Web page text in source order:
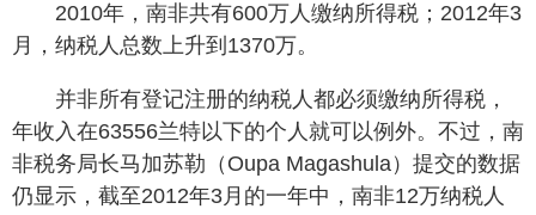
2010年，南非共有600万人缴纳所得税；2012年3
月，纳税人总数上升到1370万。
并非所有登记注册的纳税人都必须缴纳所得税，
年收入在63556兰特以下的个人就可以例外。不过，南
非税务局长马加苏勒（Oupa Magashula）提交的数据
仍显示，截至2012年3月的一年中，南非12万纳税人